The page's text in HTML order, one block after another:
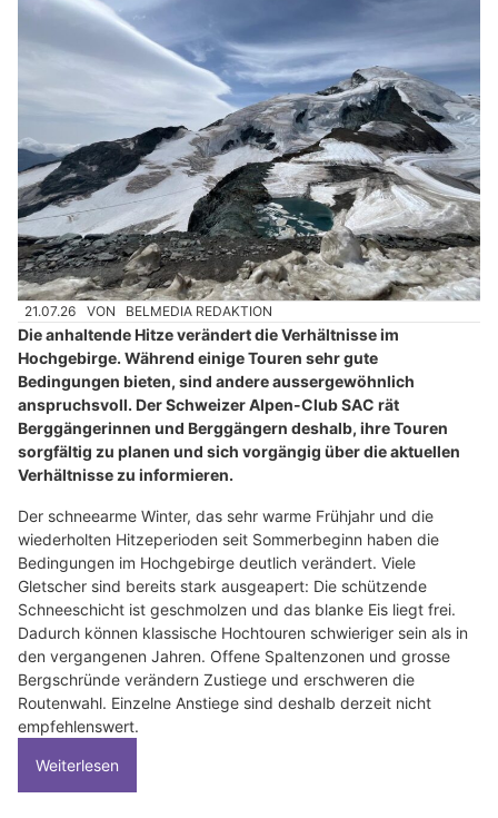
21.07.26 VON BELMEDIA REDAKTION
Die anhaltende Hitze verändert die Verhältnisse im
Hochgebirge. Während einige Touren sehr gute
Bedingungen bieten, sind andere aussergewöhnlich
anspruchsvoll. Der Schweizer Alpen-Club SAC rät
Berggängerinnen und Berggängern deshalb, ihre Touren
sorgfältig zu planen und sich vorgängig über die aktuellen
Verhältnisse zu informieren.
Der schneearme Winter, das sehr warme Frühjahr und die
wiederholten Hitzeperioden seit Sommerbeginn haben die
Bedingungen im Hochgebirge deutlich verändert. Viele
Gletscher sind bereits stark ausgeapert: Die schützende
Schneeschicht ist geschmolzen und das blanke Eis liegt frei.
Dadurch können klassische Hochtouren schwieriger sein als in
den vergangenen Jahren. Offene Spaltenzonen und grosse
Bergschründe verändern Zustiege und erschweren die
Routenwahl. Einzelne Anstiege sind deshalb derzeit nicht
empfehlenswert.
Weiterlesen